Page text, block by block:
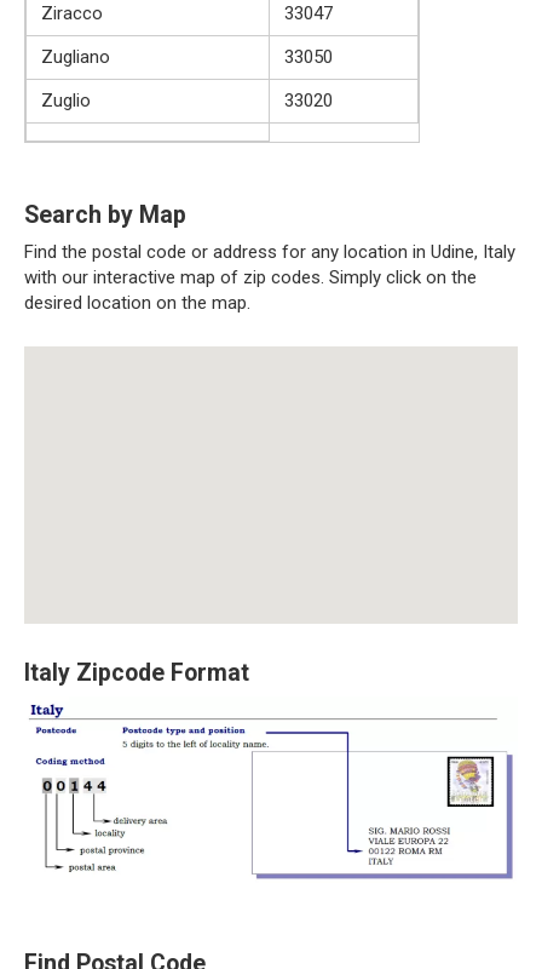
Ziracco
33047
Zugliano
33050
Zuglio
33020
Search by Map
Find the postal code or address for any location in Udine, Italy
with our interactive map of zip codes. Simply click on the
desired location on the map.
Italy Zipcode Format